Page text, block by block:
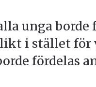
unga borde
i stället för
fördelas